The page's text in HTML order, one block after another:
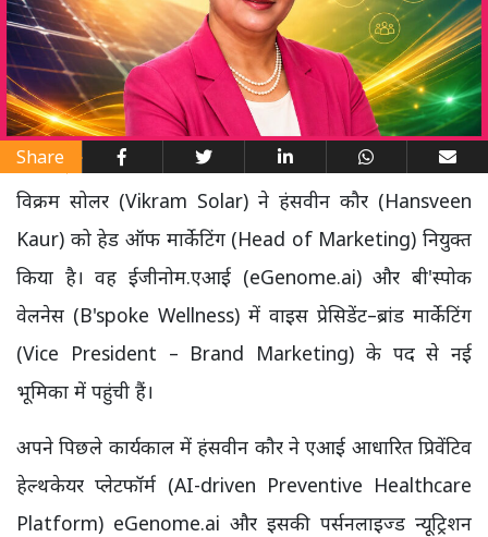
Share
विक्रम सोलर (Vikram Solar) ने हंसवीन कौर (Hansveen
Kaur) को हेड ऑफ मार्केटिंग (Head of Marketing) नियुक्त
किया है। वह ईजीनोम.एआई (eGenome.ai) और बी'स्पोक
वेलनेस (B'spoke Wellness) में वाइस प्रेसिडेंट–ब्रांड मार्केटिंग
(Vice President – Brand Marketing) के पद से नई
भूमिका में पहुंची हैं।
अपने पिछले कार्यकाल में हंसवीन कौर ने एआई आधारित प्रिवेंटिव
हेल्थकेयर प्लेटफॉर्म (AI-driven Preventive Healthcare
Platform) eGenome.ai और इसकी पर्सनलाइज्ड न्यूट्रिशन